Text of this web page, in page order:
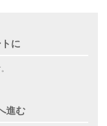
に
進む